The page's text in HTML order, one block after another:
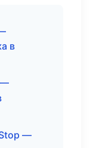
в
—
—